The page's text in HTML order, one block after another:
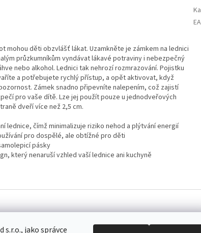
s.r.o., jako správce
mohou děti obzvlášť lákat. Uzamkněte je zámkem na lednici
průzkumníkům vyndávat lákavé potraviny i nebezpečný
nebo alkohol. Lednici tak nehrozí rozmrazování. Pojistku
a potřebujete rychlý přístup, a opět aktivovat, když
Zámek snadno připevníte nalepením, což zajistí
pro vaše dítě. Lze jej použít pouze u jednodveřových
dveří více než 2,5 cm.
lednice, čímž minimalizuje riziko nehod a plýtvání energií
pro dospělé, ale obtížné pro děti
pásky
který nenaruší vzhled vaší lednice ani kuchyně